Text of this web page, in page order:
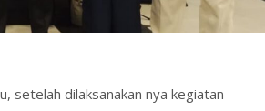
setelah dilaksanakan nya kegiatan